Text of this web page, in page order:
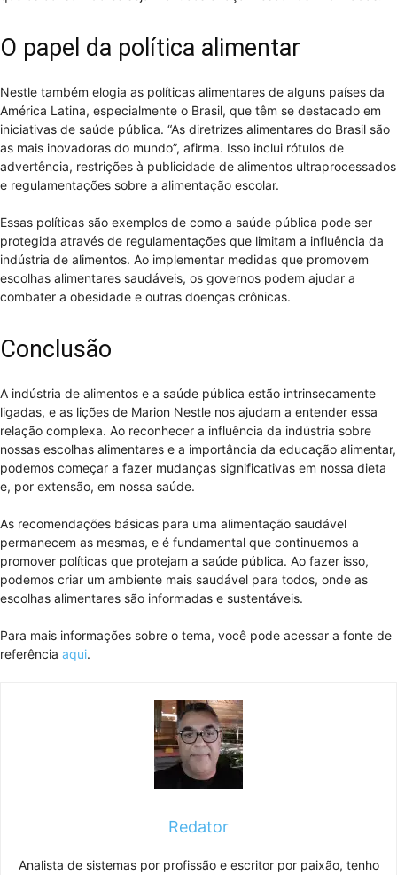
O papel da política alimentar
Nestle também elogia as políticas alimentares de alguns países da
América Latina, especialmente o Brasil, que têm se destacado em
iniciativas de saúde pública. “As diretrizes alimentares do Brasil são
as mais inovadoras do mundo”, afirma. Isso inclui rótulos de
advertência, restrições à publicidade de alimentos ultraprocessados
e regulamentações sobre a alimentação escolar.
Essas políticas são exemplos de como a saúde pública pode ser
protegida através de regulamentações que limitam a influência da
indústria de alimentos. Ao implementar medidas que promovem
escolhas alimentares saudáveis, os governos podem ajudar a
combater a obesidade e outras doenças crônicas.
Conclusão
A indústria de alimentos e a saúde pública estão intrinsecamente
ligadas, e as lições de Marion Nestle nos ajudam a entender essa
relação complexa. Ao reconhecer a influência da indústria sobre
nossas escolhas alimentares e a importância da educação alimentar,
podemos começar a fazer mudanças significativas em nossa dieta
e, por extensão, em nossa saúde.
As recomendações básicas para uma alimentação saudável
permanecem as mesmas, e é fundamental que continuemos a
promover políticas que protejam a saúde pública. Ao fazer isso,
podemos criar um ambiente mais saudável para todos, onde as
escolhas alimentares são informadas e sustentáveis.
Para mais informações sobre o tema, você pode acessar a fonte de
referência aqui.
Redator
Analista de sistemas por profissão e escritor por paixão, tenho